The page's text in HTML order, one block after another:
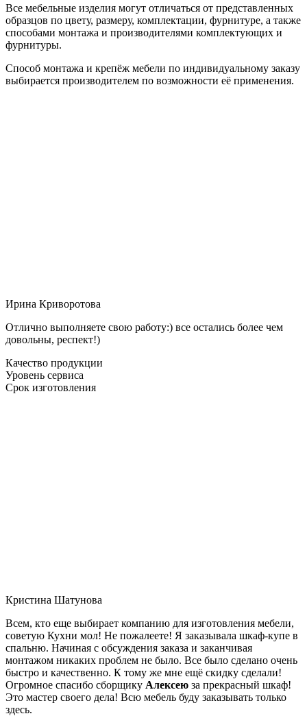
Все мебельные изделия могут отличаться от представленных
образцов по цвету, размеру, комплектации, фурнитуре, а также
способами монтажа и производителями комплектующих и
фурнитуры.
Способ монтажа и крепёж мебели по индивидуальному заказу
выбирается производителем по возможности её применения.
Ирина Криворотова
Отлично выполняете свою работу:) все остались более чем
довольны, респект!)
Качество продукции
Уровень сервиса
Срок изготовления
Кристина Шатунова
Всем, кто еще выбирает компанию для изготовления мебели,
советую Кухни мол! Не пожалеете! Я заказывала шкаф-купе в
спальню. Начиная с обсуждения заказа и заканчивая
монтажом никаких проблем не было. Все было сделано очень
быстро и качественно. К тому же мне ещё скидку сделали!
Огромное спасибо сборщику Алексею за прекрасный шкаф!
Это мастер своего дела! Всю мебель буду заказывать только
здесь.